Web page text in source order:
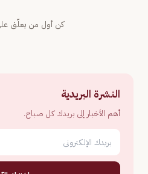
كن أول من يعلّق
النشرة البريدية
أهم الأخبار إلى بريدك كل صباح.